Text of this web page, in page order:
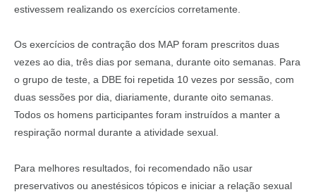
estivessem realizando os exercícios corretamente.
Os exercícios de contração dos MAP foram prescritos duas
vezes ao dia, três dias por semana, durante oito semanas. Para
o grupo de teste, a DBE foi repetida 10 vezes por sessão, com
duas sessões por dia, diariamente, durante oito semanas.
Todos os homens participantes foram instruídos a manter a
respiração normal durante a atividade sexual.
Para melhores resultados, foi recomendado não usar
preservativos ou anestésicos tópicos e iniciar a relação sexual